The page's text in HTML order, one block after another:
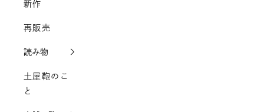
新作
再販売
読み物
土屋鞄のこ
と